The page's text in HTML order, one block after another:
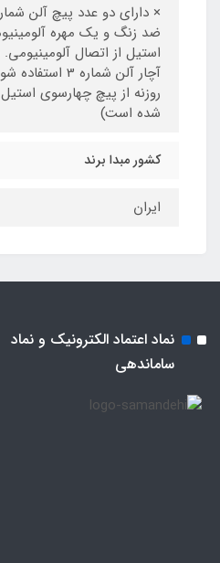
ضد زنگ و یک مهره
استیل از اتصال
آچار آلن شماره
روزنه از پیچ چهارسوی
شده است)
کشور مبدا برند
ایران
نماد اعتماد الکترونیک و نماد
ساماندهی